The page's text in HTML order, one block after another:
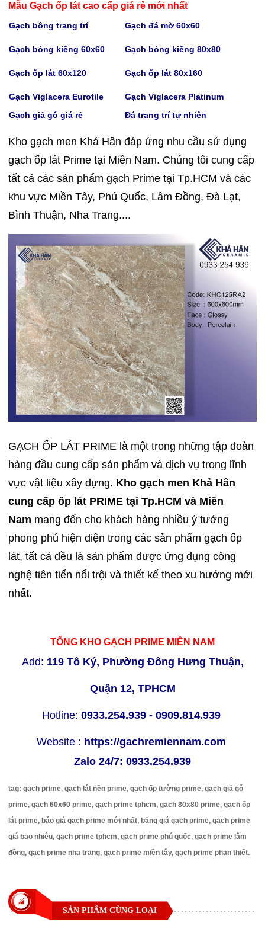
Mẫu Gạch ốp lát cao cấp giá rẻ mới nhất
Gạch bông trang trí Gạchđá mờ 60x60
Gạch bóng kiếng 60x60 Gạch bóng kiếng80x80
Gạchốp lát 60x120 Gạchốp lát 80x160
Gạch Viglacera Eurotile Gạch Viglacera Platinum
Gạch giả gỗ giá rẻ
Đá trang trí tự nhiên
Kho gạch men Khả Hân đáp ứng nhu cầu sử dụng
gạch ốp lát Prime tại Miền Nam. Chúng tôi cung cấp
tất cả các sản phẩm gạch Prime tại Tp.HCM và các
khu vực Miền Tây, Phú Quốc, Lâm Đồng, Đà Lạt,
Bình Thuận, Nha Trang....
GẠCH ỐP LÁT PRIME là một trong những tập đoàn
hàng đầu cung cấp sản phẩm và dịch vụ trong lĩnh
vực vật liệu xây dựng. Kho gạch men Khả Hân
cung cấp ốp lát PRIME tại Tp.HCM và Miền
Nam mang đến cho khách hàng nhiều ý tưởng
phong phú hiện diện trong các sản phẩm gạch ốp
lát, tất cả đều là sản phẩm được ứng dụng công
nghệ tiên tiến nổi trội và thiết kế theo xu hướng mới
nhất.
TỔNG KHO GẠCH PRIME MIỀN NAM
Add: 119 Tô Ký, Phường Đông Hưng Thuận,
Quận 12, TPHCM
Hotline: 0933.254.939 - 0909.814.939
Website : https://gachremiennam.com
Zalo 24/7: 0933.254.939
tag: gach prime, gạch lát nền prime, gạch ốp tường prime, gạch giả gỗ
prime, gạch 60x60 prime, gạch prime tphcm, gạch 80x80 prime, gạch ốp
lát prime, báo giá gạch prime mới nhất, bảng giá gạch prime, gạch prime
giá bao nhiêu, gạch prime tphcm, gạch prime phú quốc, gạch prime lâm
đồng, gạch prime nha trang, gạch prime miền tây, gạch prime phan thiết.
SẢN PHẨM CÙNG LOẠI